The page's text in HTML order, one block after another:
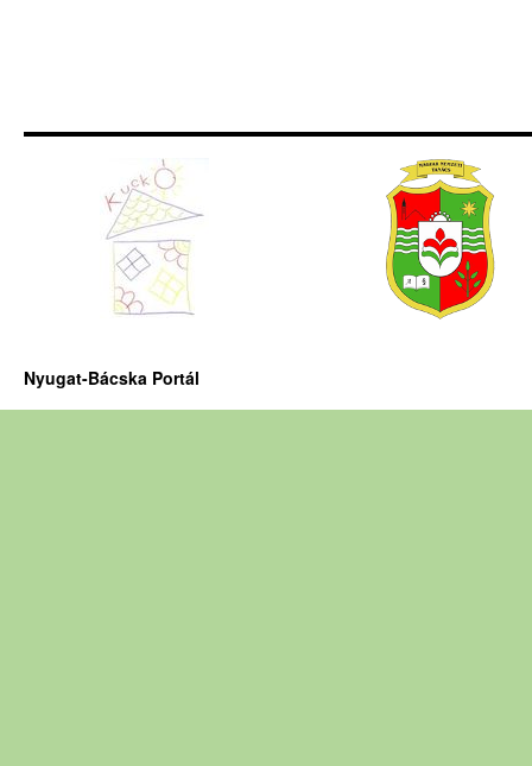
Nyugat-Bácska Portál